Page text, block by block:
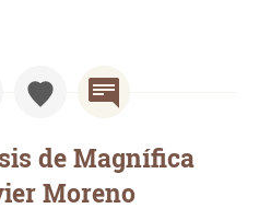
de Magnífica
Moreno